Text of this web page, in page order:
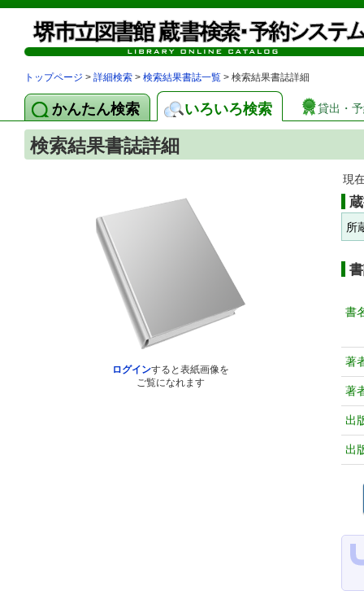
トップページ > 詳細検索 > 検索結果書誌一覧 > 検索結果書誌詳細
かんたん検索 いろいろ検索 貸出・
検索結果書誌詳細
ログインすると表紙画像を
ご覧になれます
現
所
書
著
著
出
出